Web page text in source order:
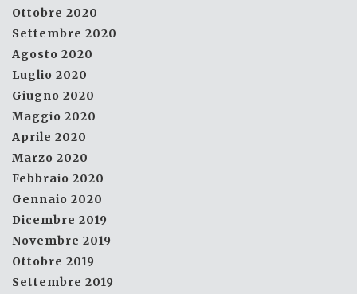
Ottobre 2020
Settembre 2020
Agosto 2020
Luglio 2020
Giugno 2020
Maggio 2020
Aprile 2020
Marzo 2020
Febbraio 2020
Gennaio 2020
Dicembre 2019
Novembre 2019
Ottobre 2019
Settembre 2019